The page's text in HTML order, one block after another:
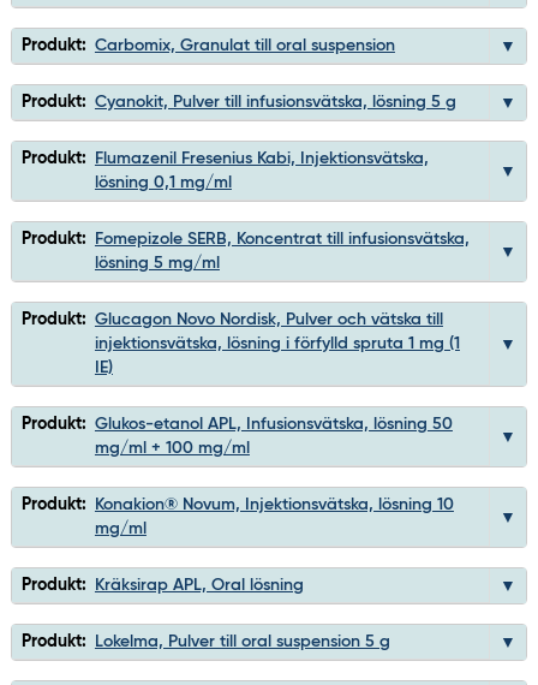
Produkt: Carbomix, Granulat till oral suspension
Produkt: Cyanokit, Pulver till infusionsvätska, lösning 5 g
Produkt:
Flumazenil Fresenius Kabi, Injektionsvätska,
lösning 0,1 mg/ml
Produkt:
Fomepizole SERB, Koncentrat till infusionsvätska,
lösning 5 mg/ml
Produkt: Glucagon Novo Nordisk, Pulver och vätska till
injektionsvätska, lösning i förfylld spruta 1 mg (1
IE)
Produkt: Glukos-etanol APL, Infusionsvätska, lösning 50
mg/ml + 100 mg/ml
Produkt:
Konakion® Novum, Injektionsvätska, lösning 10
mg/ml
Produkt: Kräksirap APL, Oral lösning
Produkt: Lokelma, Pulver till oral suspension 5 g